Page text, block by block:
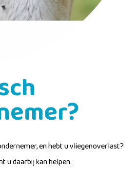
en hebt u vliegenoverlast?
u daarbij kan helpen.